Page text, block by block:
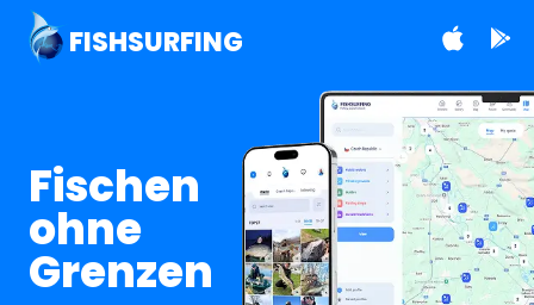
FISHSURFING
Fischen
ohne
Grenzen